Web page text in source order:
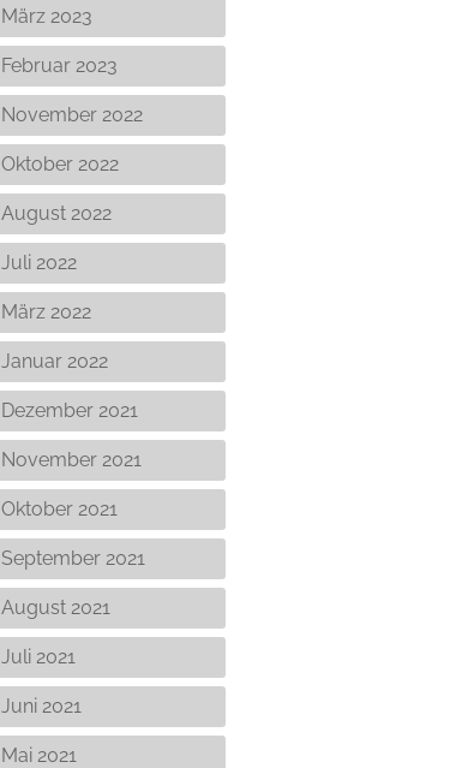
März 2023
Februar 2023
November 2022
Oktober 2022
August 2022
Juli 2022
März 2022
Januar 2022
Dezember 2021
November 2021
Oktober 2021
September 2021
August 2021
Juli 2021
Juni 2021
Mai 2021